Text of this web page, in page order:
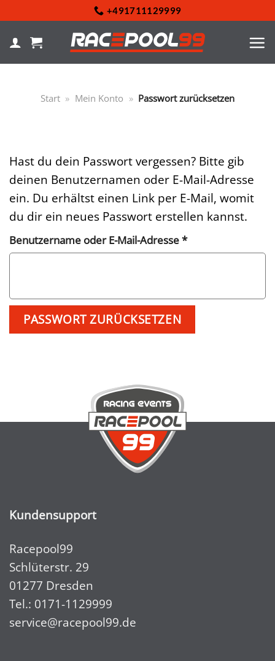
springen
+491711129999
Start » Mein Konto » Passwort zurücksetzen
Hast du dein Passwort vergessen? Bitte gib
deinen Benutzernamen oder E-Mail-Adresse
ein. Du erhältst einen Link per E-Mail, womit
du dir ein neues Passwort erstellen kannst.
Benutzername oder E-Mail-Adresse*Erforderlich
PASSWORT ZURÜCKSETZEN
Kundensupport
Racepool99
Schlüterstr. 29
01277 Dresden
Tel.: 0171-1129999
service@racepool99.de